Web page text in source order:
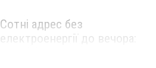
Сотні адрес без
електроенергії до вечора: